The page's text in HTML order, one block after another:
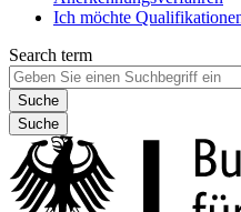
Ich möchte
Search term
Suche